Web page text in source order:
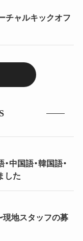
チャルキックオフ
中国語・韓国語・
した
現地スタッフの募